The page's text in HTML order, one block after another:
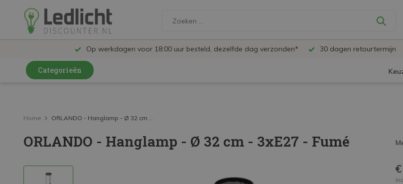
Op werkdagen voor 18:00 uur besteld, dezelfde dag verzonden* 30 dagen retourtermijn
Categorieën
LED Railspots
LED Panelen
Home ORLANDO - Hanglamp - Ø 32 cm ...
ORLANDO - Hanglamp - Ø 32 cm - 3xE27 - Fumé